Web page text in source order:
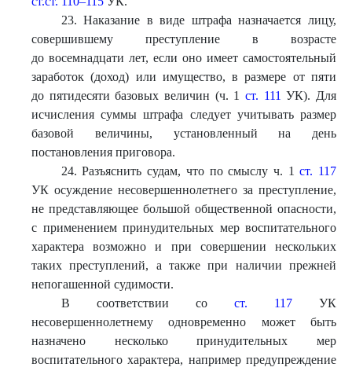
23. Наказание в виде штрафа назначается лицу,
совершившему преступление в возрасте
до восемнадцати лет, если оно имеет самостоятельный
заработок (доход) или имущество, в размере от пяти
до пятидесяти базовых величин (ч. 1 ст. 111 УК). Для
исчисления суммы штрафа следует учитывать размер
базовой величины, установленный на день
постановления приговора.
24. Разъяснить судам, что по смыслу ч. 1ст. 117
УК осуждение несовершеннолетнего за преступление,
не представляющее большой общественной опасности,
с применением принудительных мер воспитательного
характера возможно и при совершении нескольких
таких преступлений, а также при наличии прежней
непогашенной судимости.
В соответствии со ст. 117УК
несовершеннолетнему одновременно может быть
назначено несколько принудительных мер
воспитательного характера, например предупреждение